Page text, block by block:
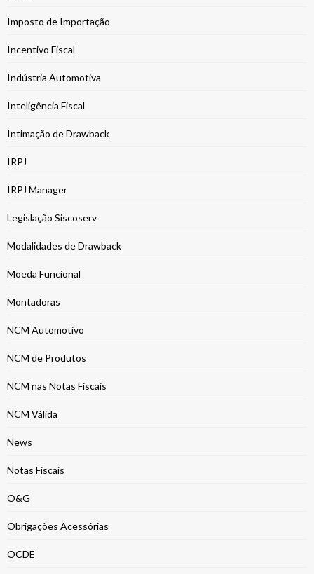
Imposto de Importação
Incentivo Fiscal
Indústria Automotiva
Inteligência Fiscal
Intimação de Drawback
IRPJ
IRPJ Manager
Legislação Siscoserv
Modalidades de Drawback
Moeda Funcional
Montadoras
NCM Automotivo
NCM de Produtos
NCM nas Notas Fiscais
NCM Válida
News
Notas Fiscais
O&G
Obrigações Acessórias
OCDE